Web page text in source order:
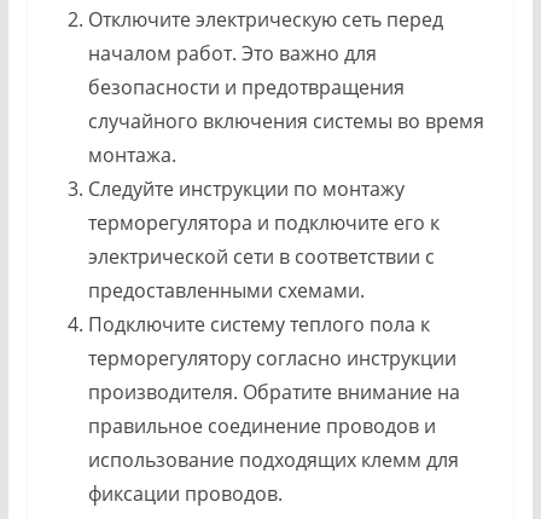
Отключите электрическую сеть перед
началом работ. Это важно для
безопасности и предотвращения
случайного включения системы во время
монтажа.
Следуйте инструкции по монтажу
терморегулятора и подключите его к
электрической сети в соответствии с
предоставленными схемами.
Подключите систему теплого пола к
терморегулятору согласно инструкции
производителя. Обратите внимание на
правильное соединение проводов и
использование подходящих клемм для
фиксации проводов.